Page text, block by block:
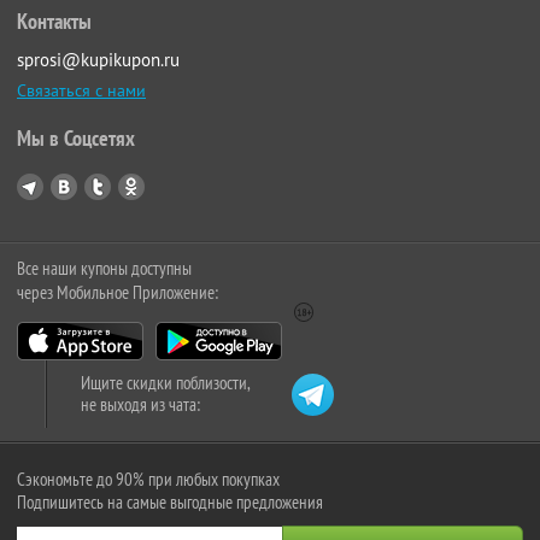
Контакты
sprosi@kupikupon.ru
Связаться с нами
Мы в Соцсетях
Все наши купоны доступны
через Мобильное Приложение:
Ищите скидки поблизости,
не выходя из чата:
Сэкономьте до 90% при любых покупках
Подпишитесь на самые выгодные предложения